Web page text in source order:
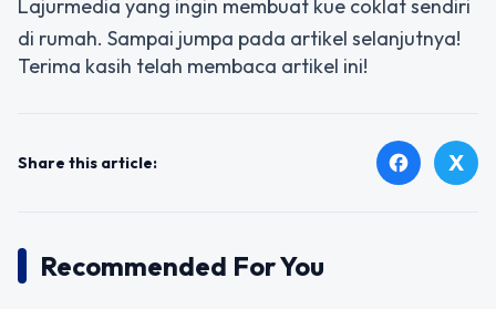
Lajurmedia yang ingin membuat kue coklat sendiri
di rumah. Sampai jumpa pada artikel selanjutnya!
Terima kasih telah membaca artikel ini!
Share this article: facebook X
Recommended For You